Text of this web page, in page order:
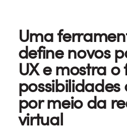
Uma
define novos
UX e mostra
possibilidades
por meio da
virtual